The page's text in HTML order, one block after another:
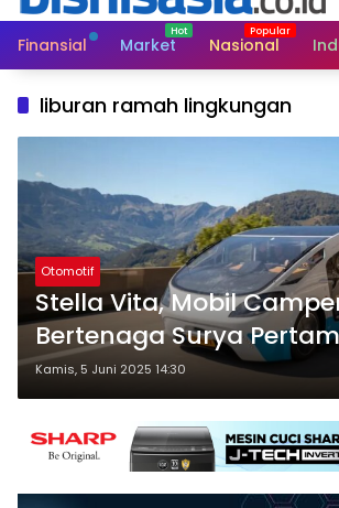
Finansial Market Nasional
liburan ramah lingkungan
Otomotif
Stella Vita, Mobil
Bertenaga Surya
Dunia, Siap Ubah Cara
Kamis, 5 Juni 2025 14:30